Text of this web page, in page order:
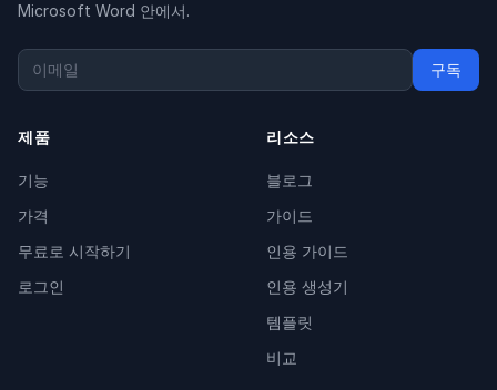
Microsoft Word 안에서.
구독
제품
기능
가격
무료로 시작하기
로그인
리소스
블로그
가이드
인용 가이드
인용 생성기
템플릿
비교